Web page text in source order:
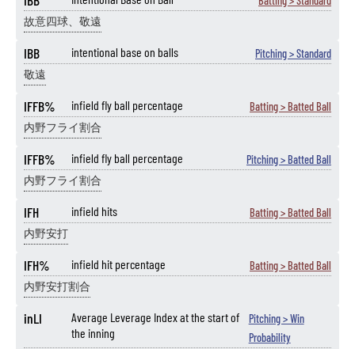
故意四球、敬遠
IBB intentional base on balls Pitching > Standard
敬遠
IFFB% infield fly ball percentage Batting > Batted Ball
内野フライ割合
IFFB% infield fly ball percentage Pitching > Batted Ball
内野フライ割合
IFH infield hits Batting > Batted Ball
内野安打
IFH% infield hit percentage Batting > Batted Ball
内野安打割合
inLI
Average Leverage Index at the start of
the inning
Pitching > Win
Probability